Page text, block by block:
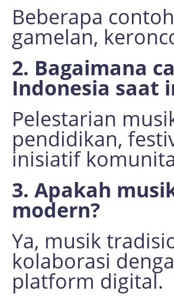
Beberapa
gamelan,
2. Bagaimana
Indonesia saat
Pelestarian
pendidikan,
inisiatif
3. Apakah
modern?
Ya, musik
kolaborasi
platform digital.